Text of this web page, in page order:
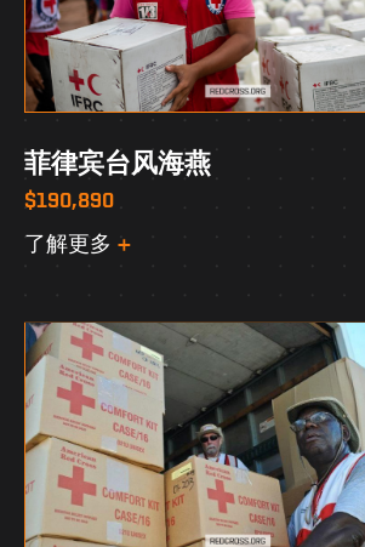
菲律宾台风海燕
$190,890
了解更多